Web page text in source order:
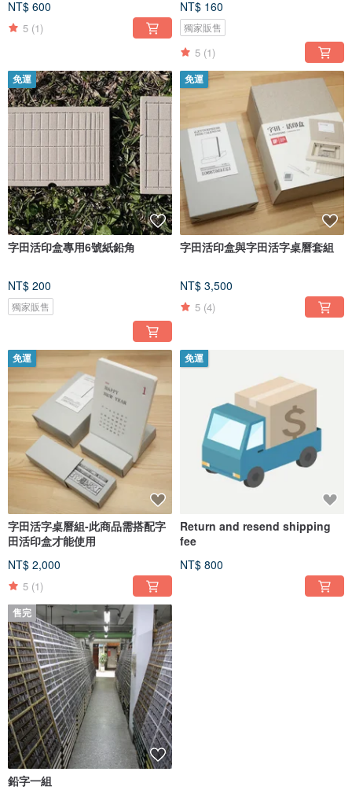
NT$ 600
5 (1)
NT$ 160
獨家販售
5 (1)
免運
字田活印盒專用6號紙鉛角
NT$ 200
獨家販售
免運
字田活印盒與字田活字桌曆套組
NT$ 3,500
5 (4)
免運
字田活字桌曆組-此商品需搭配字
田活印盒才能使用
NT$ 2,000
5 (1)
免運
Return and resend shipping
fee
NT$ 800
售完
鉛字一組